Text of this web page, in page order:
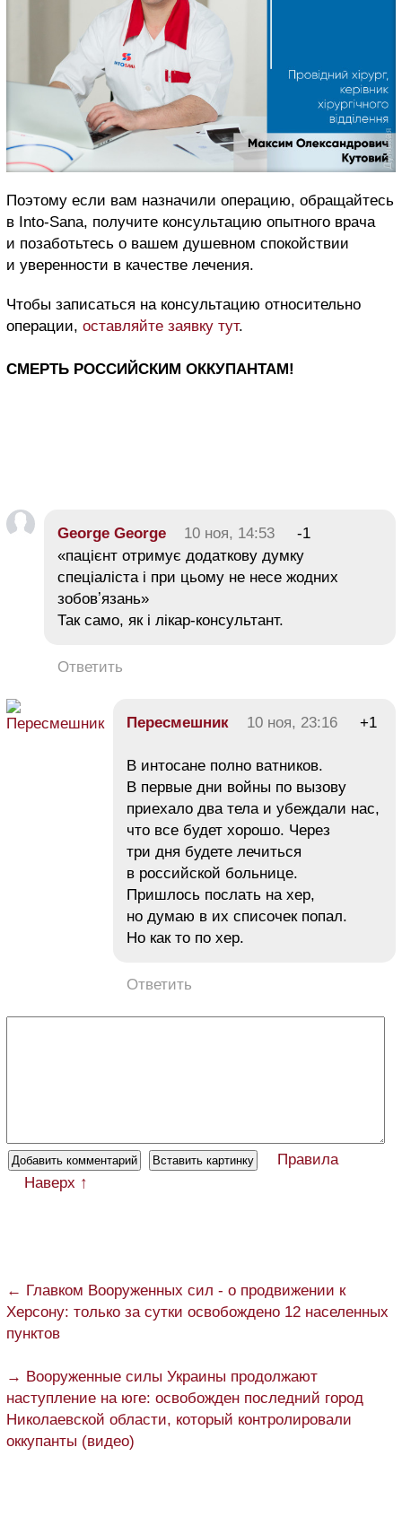
Поэтому если вам назначили операцию, обращайтесь
в Into-Sana, получите консультацию опытного врача
и позаботьтесь о вашем душевном спокойствии
и уверенности в качестве лечения.
Чтобы записаться на консультацию относительно
операции, оставляйте заявку тут.
СМЕРТЬ РОССИЙСКИМ ОККУПАНТАМ!
George George 10 ноя, 14:53
-1
«пацієнт отримує додаткову думку
спеціаліста і при цьому не несе жодних
зобовʼязань»
Так само, як і лікар-консультант.
Ответить
Пересмешник 10 ноя, 23:16 +1
В интосане полно ватников.
В первые дни войны по вызову
приехало два тела и убеждали нас,
что все будет хорошо. Через
три дня будете лечиться
в российской больнице.
Пришлось послать на хер,
но думаю в их списочек попал.
Но как то по хер.
Ответить
Правила
Наверх ↑
← Главком Вооруженных сил - о продвижении к
Херсону: только за сутки освобождено 12 населенных
пунктов
→ Вооруженные силы Украины продолжают
наступление на юге: освобожден последний город
Николаевской области, который контролировали
оккупанты (видео)